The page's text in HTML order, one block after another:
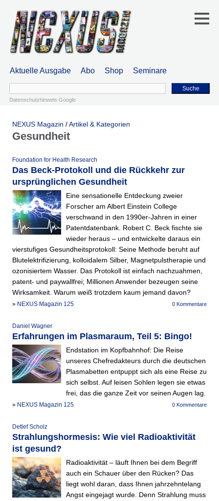
Aktuelle Ausgabe Abo Shop Seminare
Suche
Datenschutzhinweis Google
NEXUS Magazin /Artikel & Kategorien
Gesundheit
Foundation for Health Research
Das Beck-Protokoll und die Rückkehr zur
ursprünglichen Gesundheit
Eine sensationelle Entdeckung zweier
Forscher am Albert Einstein College
verschwand in den 1990er-Jahren in einer
Patentdatenbank. Robert C. Beck fischte sie
wieder heraus – und entwickelte daraus ein
vierstufiges Gesundheitsprotokoll: Seine Methode beruht auf
Blutelektrifizierung, kolloidalem Silber, Magnetpulstherapie und
ozonisiertem Wasser. Das Protokoll ist einfach nachzuahmen,
patent- und paywallfrei; Millionen Anwender bezeugen seine
Wirksamkeit. Warum weiß trotzdem kaum jemand davon?
0 Kommentare
» NEXUS Magazin 125
Daniel Wagner
Erfahrungen im Plasmaraum, Teil 5: Bingo!
Endstation im Kopfbahnhof: Die Reise
unseres Chefredakteurs durch die deutschen
Plasmabetten entpuppt sich als eine Reise zu
sich selbst. Auf leisen Sohlen legen sie etwas
frei, das die ganze Zeit vor seinen Augen lag.
0 Kommentare
» NEXUS Magazin 125
Detlef Scholz
Strahlungshormesis: Wie viel Radioaktivität
ist gesund?
Radioaktivität – läuft Ihnen bei dem Begriff
auch ein Schauer über den Rücken? Das
liegt wohl daran, dass Ihnen jahrzehntelang
Angst eingejagt wurde. Denn Strahlung muss